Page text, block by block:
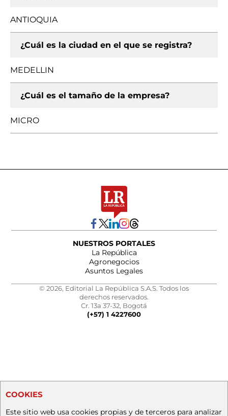
ANTIOQUIA
¿Cuál es la ciudad en el que se registra?
MEDELLIN
¿Cuál es el tamaño de la empresa?
MICRO
NUESTROS PORTALES
La República
Agronegocios
Asuntos Legales
© 2026, Editorial La República S.A.S. Todos los
derechos reservados.
Cr. 13a 37-32, Bogotá
(+57) 1 4227600
COOKIES
Este sitio web usa cookies propias y de terceros para analizar